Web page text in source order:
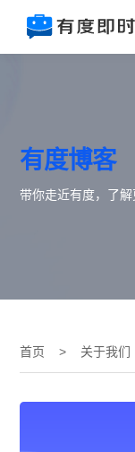
有度博客
带你走近有度，了解
首页 > 关于我们